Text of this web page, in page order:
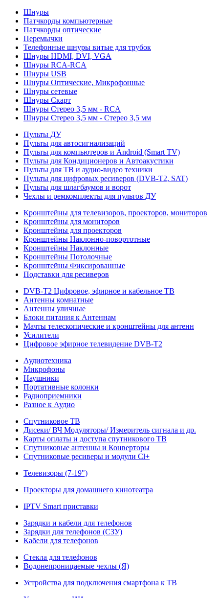
Шнуры
Патчкорды компьютерные
Патчкорды оптические
Перемычки
Телефонные шнуры витые для трубок
Шнуры HDMI, DVI, VGA
Шнуры RCA-RCA
Шнуры USB
Шнуры Оптические, Микрофонные
Шнуры сетевые
Шнуры Скарт
Шнуры Стерео 3,5 мм - RCA
Шнуры Стерео 3,5 мм - Стерео 3,5 мм
Пульты ДУ
Пульты для автосигнализаций
Пульты для компьютеров и Android (Smart TV)
Пульты для Кондиционеров и Автоакустики
Пульты для ТВ и аудио-видео техники
Пульты для цифровых ресиверов (DVB-T2, SAT)
Пульты для шлагбаумов и ворот
Чехлы и ремкомплекты для пультов ДУ
Кронштейны для телевизоров, проекторов, мониторов
Кронштейны для мониторов
Кронштейны для проекторов
Кронштейны Наклонно-повортотные
Кронштейны Наклонные
Кронштейны Потолочные
Кронштейны Фиксированные
Подставки для ресиверов
DVB-T2 Цифровое, эфирное и кабельное ТВ
Антенны комнатные
Антенны уличные
Блоки питания к Антеннам
Мачты телескопические и кронштейны для антенн
Усилители
Цифровое эфирное телевидение DVB-Т2
Аудиотехника
Микрофоны
Наушники
Портативные колонки
Радиоприемники
Разное к Аудио
Спутниковое ТВ
Дисеки/ ВЧ Модуляторы/ Измеритель сигнала и др.
Карты оплаты и доступа спутникового ТВ
Спутниковые антенны и Конверторы
Спутниковые ресиверы и модули Cl+
Телевизоры (7-19")
Проекторы для домашнего кинотеатра
IPTV Smart приставки
Зарядки и кабели для телефонов
Зарядки для телефонов (СЗУ)
Кабели для телефонов
Стекла для телефонов
Водонепроницаемые чехлы (Я)
Устройства для подключения смартфона к ТВ